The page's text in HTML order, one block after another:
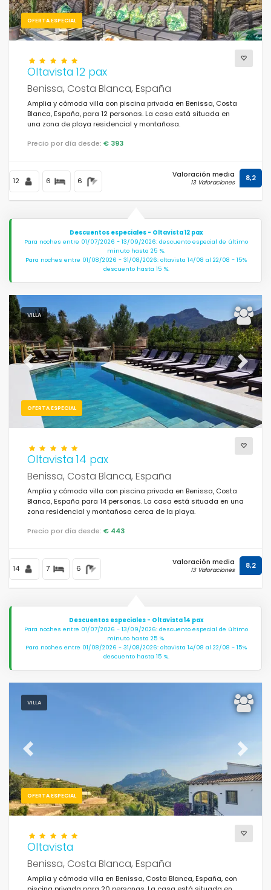
OFERTA ESPECIAL
Oltavista 12 pax
Benissa, Costa Blanca, España
Amplia y cómoda villa con piscina privada en Benissa, Costa
Blanca, España, para 12 personas. La casa está situada en
una zona de playa residencial y montañosa.
Precio por día desde: € 393
12 6 6
Valoración media
13 Valoraciones 8,2
Descuentos especiales - Oltavista 12 pax
Para noches entre 01/07/2026 - 13/09/2026: descuento especial de último
minuto hasta 25 %.
Para noches entre 01/08/2026 - 31/08/2026: oltavista 14/08 al 22/08 - 15%
descuento hasta 15 %.
VILLA
OFERTA ESPECIAL
Previous Next
Oltavista 14 pax
Benissa, Costa Blanca, España
Amplia y cómoda villa con piscina privada en Benissa, Costa
Blanca, España para 14 personas. La casa está situada en una
zona residencial y montañosa cerca de la playa.
Precio por día desde: € 443
14 7 6
Valoración media
13 Valoraciones 8,2
Descuentos especiales - Oltavista 14 pax
Para noches entre 01/07/2026 - 13/09/2026: descuento especial de último
minuto hasta 25 %.
Para noches entre 01/08/2026 - 31/08/2026: oltavista 14/08 al 22/08 - 15%
descuento hasta 15 %.
VILLA
OFERTA ESPECIAL
Previous Next
Oltavista
Benissa, Costa Blanca, España
Amplia y cómoda villa en Benissa, Costa Blanca, España, con